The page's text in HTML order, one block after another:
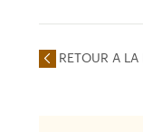
RETOUR A LA